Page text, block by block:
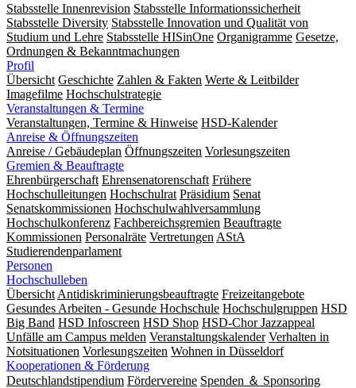
Stabsstelle Innenrevision Stabsstelle In­for­ma­ti­ons­sicher­heit
Stabsstelle Diversity Stabsstelle Innovation und Qualität von
Studium und Lehre Stabsstelle HISinOne Organigramme Gesetze,
Ordnungen & Bekanntmachungen
Profil
Übersicht Geschichte Zahlen & Fakten Werte & Leitbilder
Imagefilme Hochschulstrategie
Veranstaltungen & Termine
Veranstaltungen, Termine & Hinweise HSD-Kalender
Anreise & Öffnungszeiten
Anreise / Gebäudeplan Öffnungszeiten Vorlesungszeiten
Gremien & Beauftragte
Ehrenbürgerschaft Ehrensenatorenschaft Frühere
Hochschulleitungen Hochschulrat Präsidium Senat
Senatskommissionen Hochschulwahlversammlung
Hochschulkonferenz Fachbereichsgremien Beauftragte
Kommissionen Personalräte Vertretungen AStA
Studierendenparlament
Personen
Hochschulleben
Übersicht Antidiskriminierungsbeauftragte Freizeitangebote
Gesundes Arbeiten - Gesunde Hochschule Hochschulgruppen HSD
Big Band HSD Infoscreen HSD Shop HSD-Chor Jazzappeal
Unfälle am Campus melden Veranstaltungskalender Verhalten in
Notsituationen Vorlesungszeiten Wohnen in Düsseldorf
Kooperationen & Förderung
Deutschlandstipendium Fördervereine Spenden ＆ Sponsoring